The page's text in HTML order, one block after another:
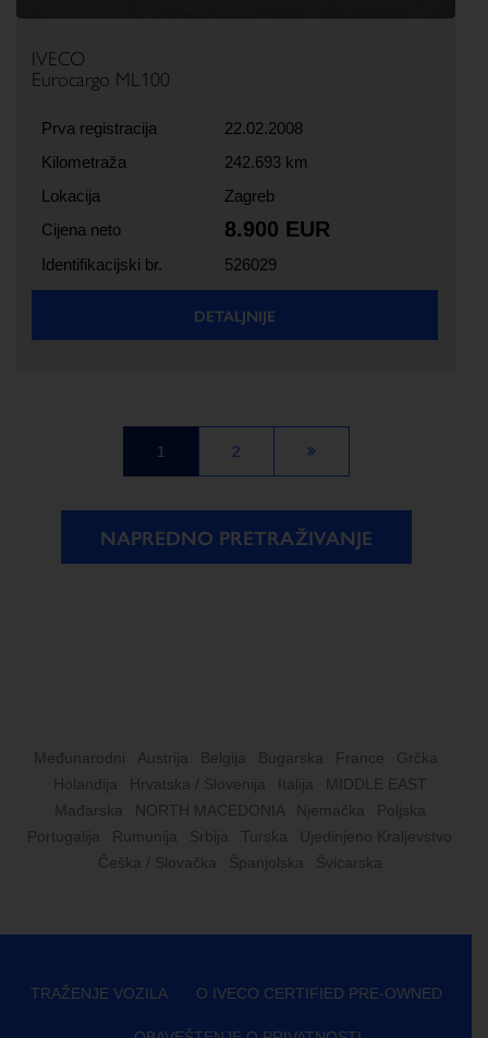
IVECO
Eurocargo ML100
Prva registracija
22.02.2008
Kilometraža
242.693 km
Lokacija
Zagreb
Cijena neto
8.900 EUR
Identifikacijski br. 526029
DETALJNIJE
1 2
NAPREDNO PRETRAŽIVANJE
Međunarodni Austrija Belgija Bugarska France
Grčka
Holandija
Hrvatska / Slovenija Italija
MIDDLE EAST
Mađarska
NORTH MACEDONIA Njemačka
Poljska
Portugalija
Rumunija Srbija Turska
Ujedinjeno Kraljevstvo
Češka / Slovačka
Španjolska Švicarska
TRAŽENJE VOZILA O IVECO CERTIFIED PRE-OWNED